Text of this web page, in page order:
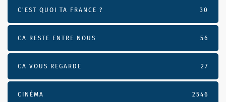
C'EST QUOI TA FRANCE ? 30
CA RESTE ENTRE NOUS 56
CA VOUS REGARDE 27
CINÉMA 2546